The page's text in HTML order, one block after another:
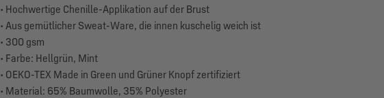
• Hochwertige Chenille-Applikation auf der Brust
• Aus gemütlicher Sweat-Ware, die innen kuschelig weich ist
• 300 gsm
• Farbe: Hellgrün, Mint
• OEKO-TEX Made in Green und Grüner Knopf zertifiziert
• Material: 65% Baumwolle, 35% Polyester